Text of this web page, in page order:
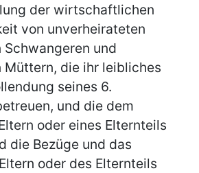
der wirtschaftlichen
von unverheirateten
und
Müttern, die ihr leibliches
seines 6.
und die dem
oder eines Elternteils
die Bezüge und das
oder des Elternteils